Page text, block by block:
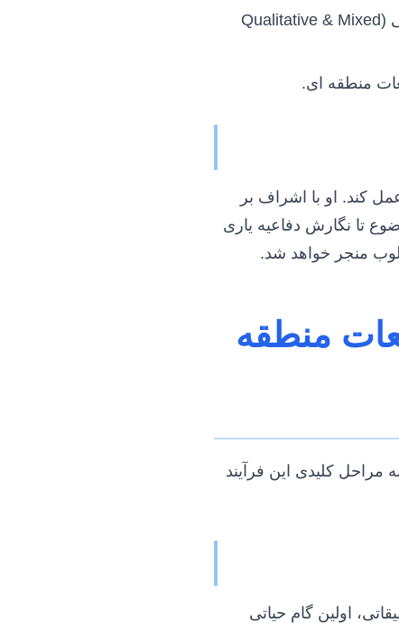
لزوم انتخاب روش‌های تحقیق مناسب برای موضوعات کیفی و ترکیبی (Qualitative & Mixed
منطقه ای.
کند. او با اشراف بر
تا نگارش دفاعیه یاری
منجر خواهد شد.
منطقه
مراحل کلیدی این فرآیند
اولین گام حیاتی